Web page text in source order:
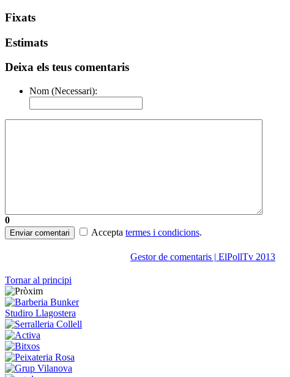
Fixats
Estimats
Deixa els teus comentaris
Nom (Necessari):
0
Enviar comentari Accepta termes i condicions.
Gestor de comentaris | ElPollTv 2013
Tornar al principi